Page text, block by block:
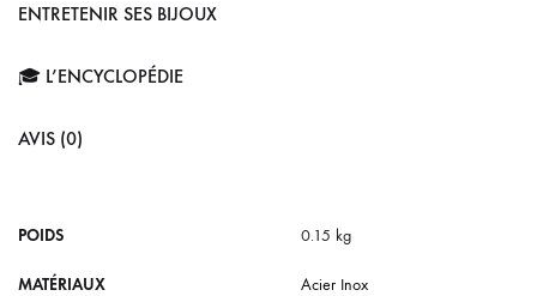
ENTRETENIR SES BIJOUX
🎓 L’ENCYCLOPÉDIE
AVIS (0)
POIDS 0.15 kg
MATÉRIAUX Acier Inox